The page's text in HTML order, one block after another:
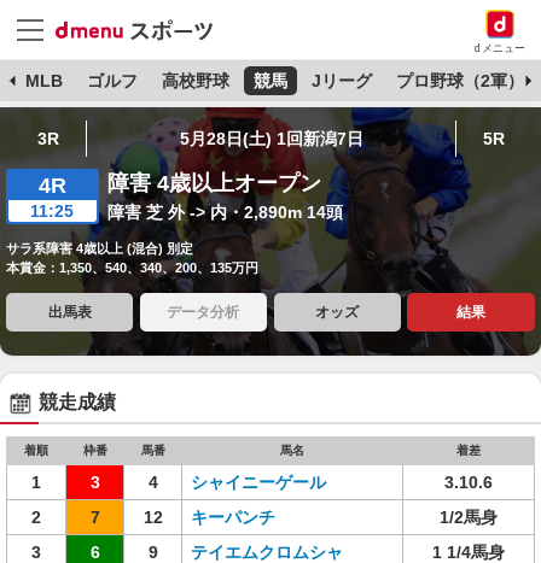
dメニュー
MLB ゴルフ 高校野球 競馬 Jリーグ プロ野球（2軍）
3R 5月28日(土) 1回新潟7日 5R
4R
11:25
障害 4歳以上オープン
障害 芝 外 -> 内・2,890m 14頭
サラ系障害 4歳以上 (混合) 別定
本賞金：1,350、540、340、200、135万円
出馬表 データ分析 オッズ 結果
競走成績
着順 枠番 馬番 馬名 着差
1 3 4 シャイニーゲール
3.10.6
2
7 12 キーパンチ
1/2馬身
3
6 9 テイエムクロムシャ
1 1/4馬身